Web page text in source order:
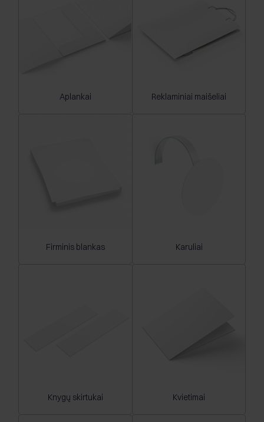
Aplankai Reklaminiai maišeliai
Firminis blankas Karuliai
Knygų skirtukai Kvietimai